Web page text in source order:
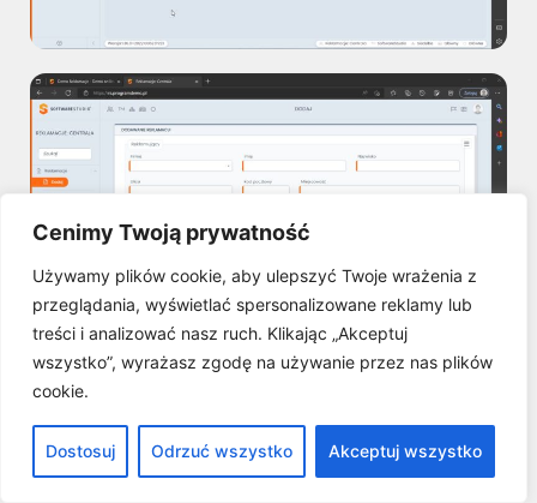
Cenimy Twoją prywatność
Używamy plików cookie, aby ulepszyć Twoje wrażenia z
przeglądania, wyświetlać spersonalizowane reklamy lub
treści i analizować nasz ruch. Klikając „Akceptuj
wszystko”, wyrażasz zgodę na używanie przez nas plików
cookie.
Dostosuj Odrzuć wszystko Akceptuj wszystko